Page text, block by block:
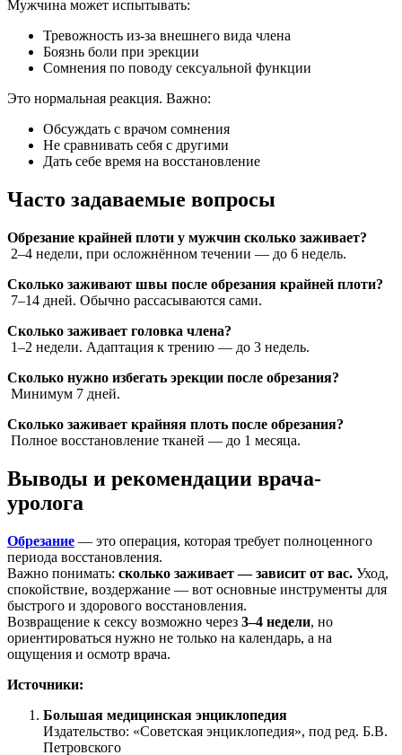
Мужчина может испытывать:
Тревожность из-за внешнего вида члена
Боязнь боли при эрекции
Сомнения по поводу сексуальной функции
Это нормальная реакция. Важно:
Обсуждать с врачом сомнения
Не сравнивать себя с другими
Дать себе время на восстановление
Часто задаваемые вопросы
Обрезание крайней плоти у мужчин сколько заживает?
2–4 недели, при осложнённом течении — до 6 недель.
Сколько заживают швы после обрезания крайней плоти?
7–14 дней. Обычно рассасываются сами.
Сколько заживает головка члена?
1–2 недели. Адаптация к трению — до 3 недель.
Сколько нужно избегать эрекции после обрезания?
Минимум 7 дней.
Сколько заживает крайняя плоть после обрезания?
Полное восстановление тканей — до 1 месяца.
Выводы и рекомендации врача-
уролога
Обрезание — это операция, которая требует полноценного
периода восстановления.
Важно понимать: сколько заживает — зависит от вас. Уход,
спокойствие, воздержание — вот основные инструменты для
быстрого и здорового восстановления.
Возвращение к сексу возможно через 3–4 недели, но
ориентироваться нужно не только на календарь, а на
ощущения и осмотр врача.
Источники:
Большая медицинская энциклопедия
Издательство: «Советская энциклопедия», под ред. Б.В.
Петровского